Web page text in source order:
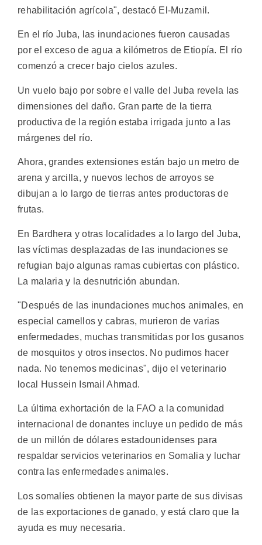
rehabilitación agrícola", destacó El-Muzamil.
En el río Juba, las inundaciones fueron causadas
por el exceso de agua a kilómetros de Etiopía. El río
comenzó a crecer bajo cielos azules.
Un vuelo bajo por sobre el valle del Juba revela las
dimensiones del daño. Gran parte de la tierra
productiva de la región estaba irrigada junto a las
márgenes del río.
Ahora, grandes extensiones están bajo un metro de
arena y arcilla, y nuevos lechos de arroyos se
dibujan a lo largo de tierras antes productoras de
frutas.
En Bardhera y otras localidades a lo largo del Juba,
las víctimas desplazadas de las inundaciones se
refugian bajo algunas ramas cubiertas con plástico.
La malaria y la desnutrición abundan.
"Después de las inundaciones muchos animales, en
especial camellos y cabras, murieron de varias
enfermedades, muchas transmitidas por los gusanos
de mosquitos y otros insectos. No pudimos hacer
nada. No tenemos medicinas", dijo el veterinario
local Hussein Ismail Ahmad.
La última exhortación de la FAO a la comunidad
internacional de donantes incluye un pedido de más
de un millón de dólares estadounidenses para
respaldar servicios veterinarios en Somalia y luchar
contra las enfermedades animales.
Los somalíes obtienen la mayor parte de sus divisas
de las exportaciones de ganado, y está claro que la
ayuda es muy necesaria.